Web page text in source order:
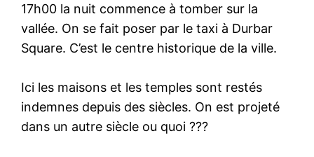
17h00 la nuit commence à tomber sur la
vallée. On se fait poser par le taxi à Durbar
Square. C’est le centre historique de la ville.
Ici les maisons et les temples sont restés
indemnes depuis des siècles. On est projeté
dans un autre siècle ou quoi ???